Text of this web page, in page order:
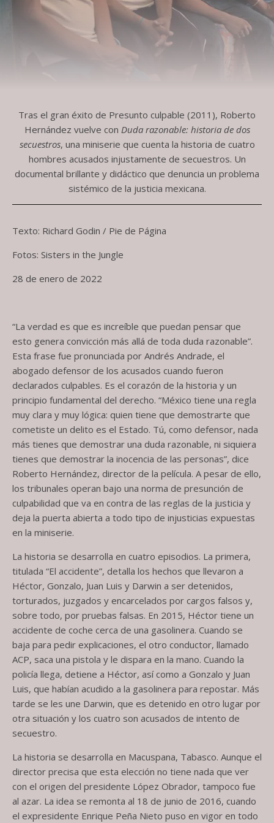
Tras el gran éxito de Presunto culpable (2011), Roberto
Hernández vuelve con Duda razonable: historia de dos
secuestros, una miniserie que cuenta la historia de cuatro
hombres acusados injustamente de secuestros. Un
documental brillante y didáctico que denuncia un problema
sistémico de la justicia mexicana.
Texto: Richard Godin / Pie de Página
Fotos: Sisters in the Jungle
28 de enero de 2022
“La verdad es que es increíble que puedan pensar que
esto genera convicción más allá de toda duda razonable”.
Esta frase fue pronunciada por Andrés Andrade, el
abogado defensor de los acusados cuando fueron
declarados culpables. Es el corazón de la historia y un
principio fundamental del derecho. “México tiene una regla
muy clara y muy lógica: quien tiene que demostrarte que
cometiste un delito es el Estado. Tú, como defensor, nada
más tienes que demostrar una duda razonable, ni siquiera
tienes que demostrar la inocencia de las personas”, dice
Roberto Hernández, director de la película. A pesar de ello,
los tribunales operan bajo una norma de presunción de
culpabilidad que va en contra de las reglas de la justicia y
deja la puerta abierta a todo tipo de injusticias expuestas
en la miniserie.
La historia se desarrolla en cuatro episodios. La primera,
titulada “El accidente”, detalla los hechos que llevaron a
Héctor, Gonzalo, Juan Luis y Darwin a ser detenidos,
torturados, juzgados y encarcelados por cargos falsos y,
sobre todo, por pruebas falsas. En 2015, Héctor tiene un
accidente de coche cerca de una gasolinera. Cuando se
baja para pedir explicaciones, el otro conductor, llamado
ACP, saca una pistola y le dispara en la mano. Cuando la
policía llega, detiene a Héctor, así como a Gonzalo y Juan
Luis, que habían acudido a la gasolinera para repostar. Más
tarde se les une Darwin, que es detenido en otro lugar por
otra situación y los cuatro son acusados de intento de
secuestro.
La historia se desarrolla en Macuspana, Tabasco. Aunque el
director precisa que esta elección no tiene nada que ver
con el origen del presidente López Obrador, tampoco fue
al azar. La idea se remonta al 18 de junio de 2016, cuando
el expresidente Enrique Peña Nieto puso en vigor en todo